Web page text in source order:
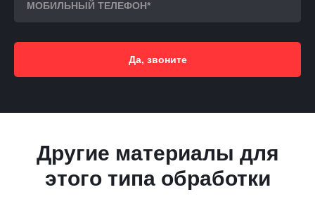
Да, звоните
Другие материалы для
этого типа обработки